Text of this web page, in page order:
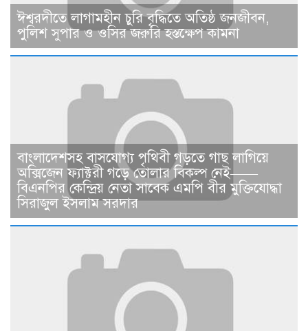
ঈশ্বরদীতে লাগামহীন চুরি বৃদ্ধিতে অতিষ্ঠ জনজীবন,
পুলিশ সুপার ও ওসির জরুরি হস্তক্ষেপ কামনা ​
বাংলাদেশসহ বাসযোগ্য পৃথিবী গড়তে গাছ লাগিয়ে
অক্সিজেন ফ্যাক্টরী গড়ে তোলার বিকল্প নেই——
বিএনপির কেন্দ্রিয় নেতা সাবেক এমপি বীর মুক্তিযোদ্ধা
সিরাজুল ইসলাম সরদার